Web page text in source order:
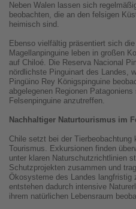
Neben Walen lassen sich
beobachten, die an den felsigen
heimisch sind.
Ebenso vielfältig präsentiert sich
Magellanpinguine leben in großen
auf Chiloé. Die Reserva Nacional
nördlichste Pinguinart des Landes,
Pingüino Rey Königspinguine
abgelegenen Regionen
Felsenpinguine anzutreffen.
Nachhaltiger Naturtourismus im
Chile setzt bei der Tierbeobachtung
Tourismus. Exkursionen finden
unter klaren Naturschutzrichtlinien
Schutzprojekten zusammen und
Ökosysteme des Landes langfristig
entstehen dadurch intensive
ihrem natürlichen Lebensraum